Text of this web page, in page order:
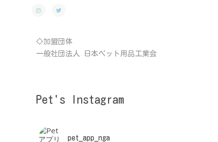
◇加盟団体
一般社団法人 日本ペット用品工業会
Pet's Instagram
pet_app_nga